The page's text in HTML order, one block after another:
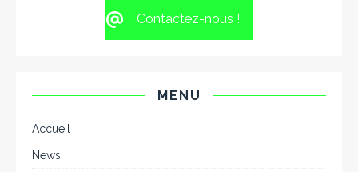
Contactez-nous !
MENU
Accueil
News